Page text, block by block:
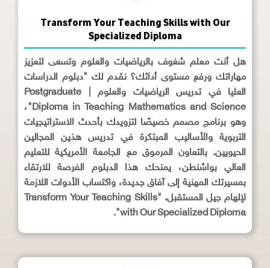
Transform Your Teaching Skills with Our
Specialized Diploma
هل أنت معلم شغوف بالرياضيات والعلوم وتسعى لتعزيز
مهاراتك ورفع مستوى أدائك؟ نقدم لك "دبلوم الدراسات
العليا في تدريس الرياضيات والعلوم | Postgraduate
Diploma in Teaching Mathematics and Science"،
وهو برنامج مصمم خصيصًا لتزويدك بأحدث الاستراتيجيات
التربوية والأساليب المبتكرة في تدريس هذين المجالين
الحيويين. بالتعاون المرموق مع الجامعة الأمريكية للتعليم
العالي بواشنطن، يمنحك هذا الدبلوم الفرصة للارتقاء
بمسيرتك المهنية إلى آفاق جديدة، واكتساب الأدوات اللازمة
لإلهام جيل المستقبل. "Transform Your Teaching Skills
with Our Specialized Diploma".